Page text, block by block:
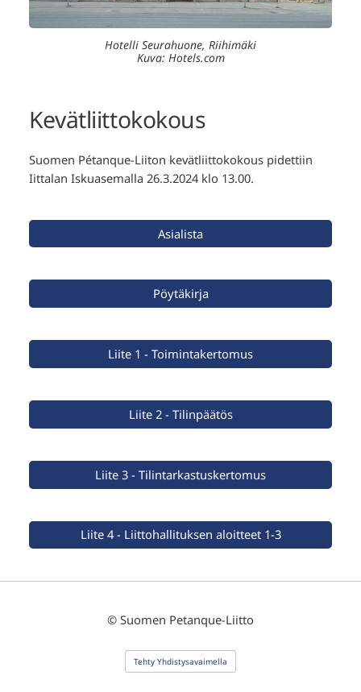
Hotelli Seurahuone, Riihimäki
Kuva: Hotels.com
Kevätliittokokous
Suomen Pétanque-Liiton kevätliittokokous pidettiin
Iittalan Iskuasemalla 26.3.2024 klo 13.00.
Asialista
Pöytäkirja
Liite 1 - Toimintakertomus
Liite 2 - Tilinpäätös
Liite 3 - Tilintarkastuskertomus
Liite 4 - Liittohallituksen aloitteet 1-3
© Suomen Petanque-Liitto
Tehty Yhdistysavaimella